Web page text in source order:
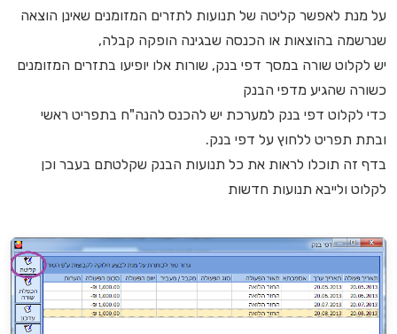
על מנת לאפשר קליטה של תנועות לתזרים המזומנים שאינן הוצאה
שנרשמה בהוצאות או הכנסה שבגינה הופקה קבלה,
יש לקלוט שורה במסך דפי בנק, שורות אלו יופיעו בתזרים המזומנים
כשורה שהגיע מדפי הבנק
כדי לקלוט דפי בנק למערכת יש להכנס להנה"ח בתפריט ראשי
ובתת תפריט ללחוץ על דפי בנק.
בדף זה תוכלו לראות את כל תנועות הבנק שקלטתם בעבר וכן
לקלוט ולייבא תנועות חדשות